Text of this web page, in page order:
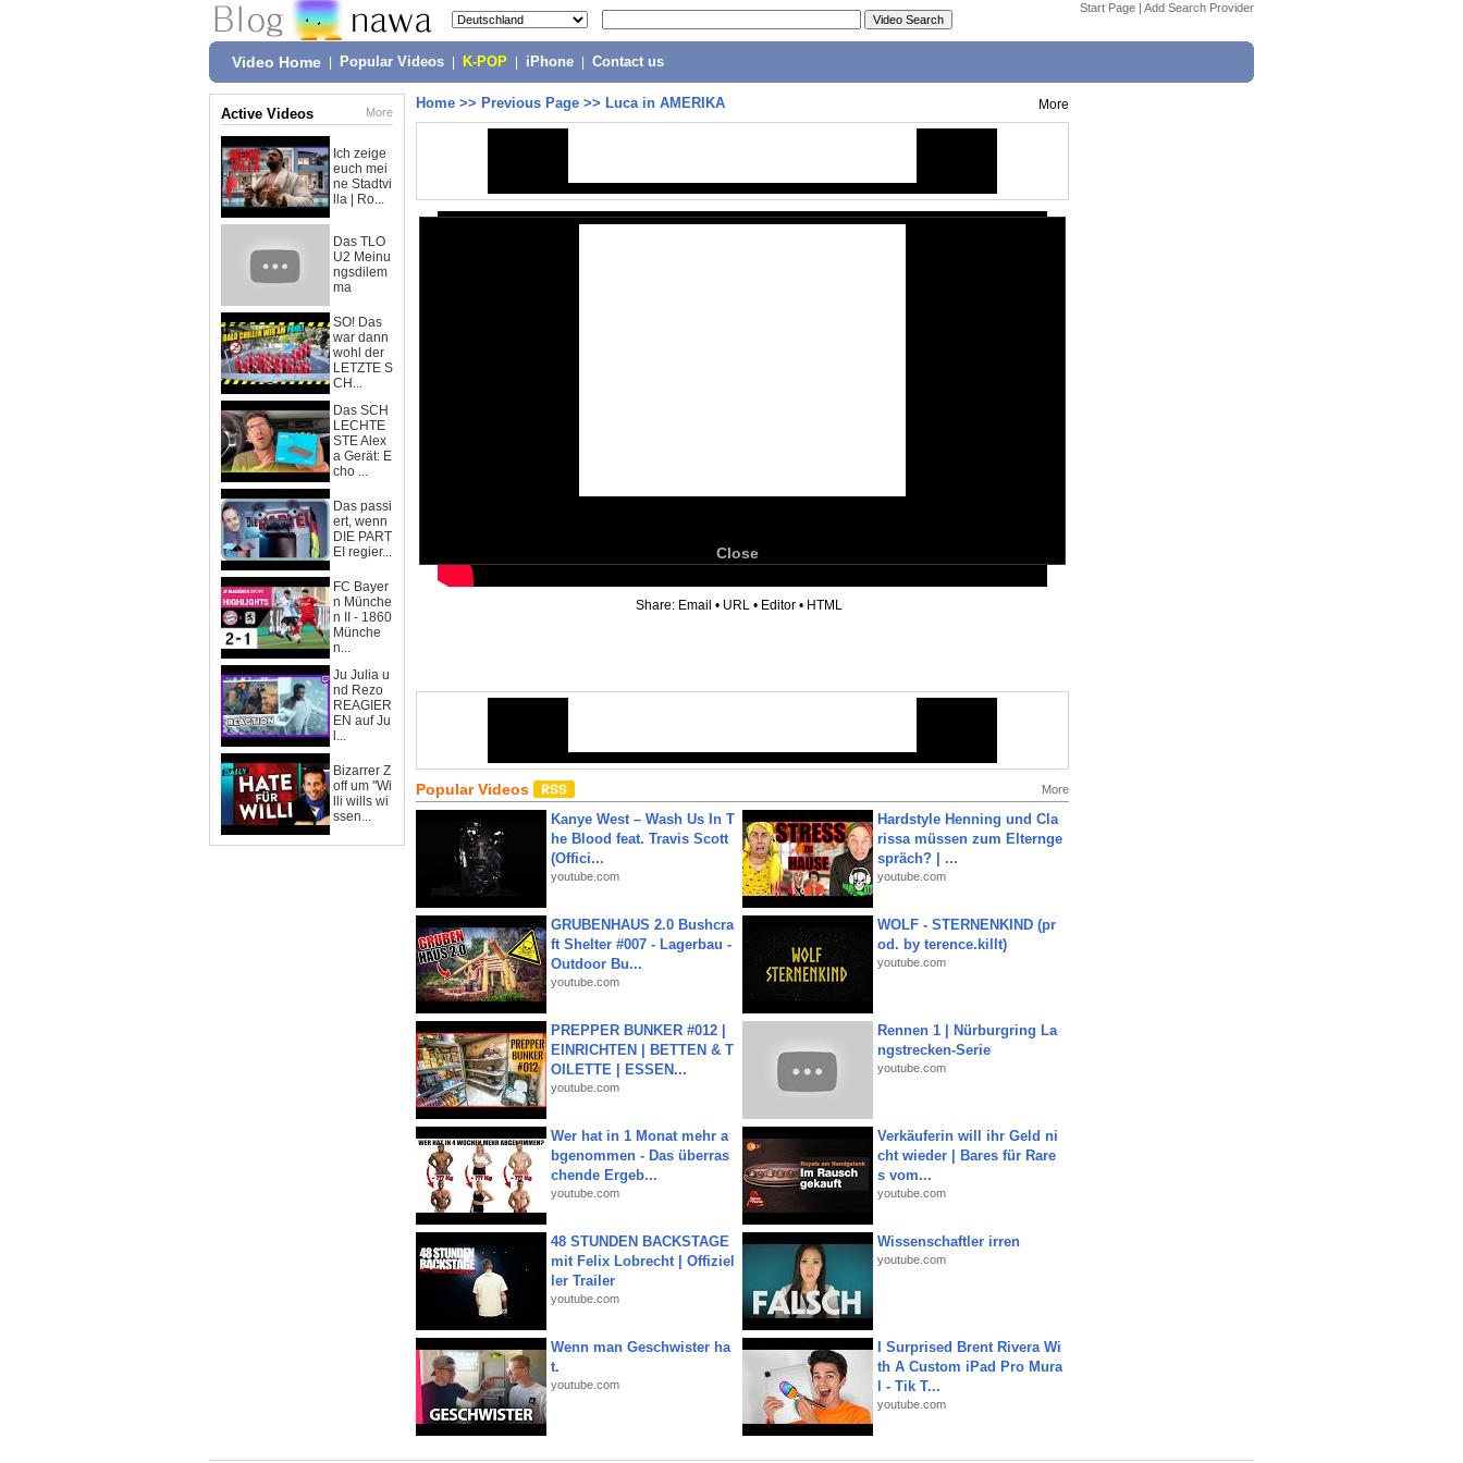
Start Page | Add Search Provider
Video Home Popular Videos K-POP iPhone Contact us
Active Videos More
Ich zeige
euch mei
ne Stadtvi
lla | Ro...
Das TLO
U2 Meinu
ngsdilem
ma
SO! Das
war dann
wohl der
LETZTE S
CH...
Das SCH
LECHTE
STE Alex
a Gerät: E
cho ...
Das passi
ert, wenn
DIE PART
EI regier...
FC Bayer
n Münche
n II - 1860
Münche
n...
Ju Julia u
nd Rezo
REAGIER
EN auf Ju
l...
Bizarrer Z
off um "Wi
lli wills wi
ssen...
Home >> Previous Page >> Luca in AMERIKA More
Close
Share: Email • URL • Editor • HTML
Popular Videos More
Kanye West – Wash Us In T
he Blood feat. Travis Scott
(Offici...
youtube.com
Hardstyle Henning und Cla
rissa müssen zum Elternge
spräch? | ...
youtube.com
GRUBENHAUS 2.0 Bushcra
ft Shelter #007 - Lagerbau -
Outdoor Bu...
youtube.com
WOLF - STERNENKIND (pr
od. by terence.killt)
youtube.com
PREPPER BUNKER #012 |
EINRICHTEN | BETTEN & T
OILETTE | ESSEN...
youtube.com
Rennen 1 | Nürburgring La
ngstrecken-Serie
youtube.com
Wer hat in 1 Monat mehr a
bgenommen - Das überras
chende Ergeb...
youtube.com
Verkäuferin will ihr Geld ni
cht wieder | Bares für Rare
s vom...
youtube.com
48 STUNDEN BACKSTAGE
mit Felix Lobrecht | Offiziel
ler Trailer
youtube.com
Wissenschaftler irren
youtube.com
Wenn man Geschwister ha
t.
youtube.com
I Surprised Brent Rivera Wi
th A Custom iPad Pro Mura
l - Tik T...
youtube.com